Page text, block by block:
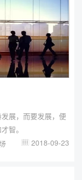
展，而要发展，便
智。
 2018-09-23